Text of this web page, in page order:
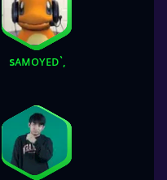
sᴀᴍᴏʏᴇᴅ`,